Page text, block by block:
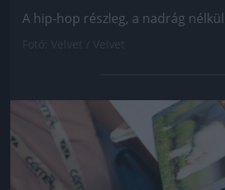
A hip-hop részleg, a nadrág
Jön még